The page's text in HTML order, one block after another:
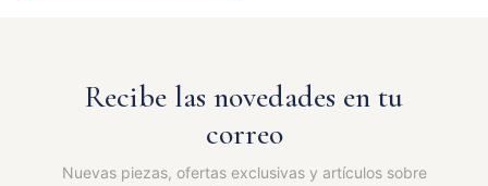
Recibe las novedades en tu
correo
Nuevas piezas, ofertas exclusivas y artículos sobre